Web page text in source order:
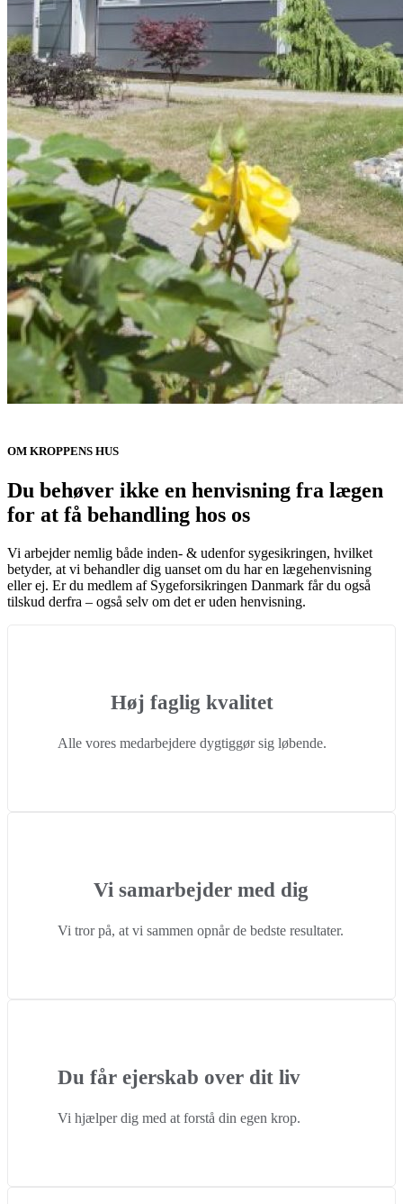
OM KROPPENS HUS
Du behøver ikke en henvisning fra lægen
for at få behandling hos os
Vi arbejder nemlig både inden- & udenfor sygesikringen, hvilket
betyder, at vi behandler dig uanset om du har en lægehenvisning
eller ej. Er du medlem af Sygeforsikringen Danmark får du også
tilskud derfra – også selv om det er uden henvisning.
Høj faglig kvalitet
Alle vores medarbejdere dygtiggør sig løbende.
Vi samarbejder med dig
Vi tror på, at vi sammen opnår de bedste resultater.
Du får ejerskab over dit liv
Vi hjælper dig med at forstå din egen krop.